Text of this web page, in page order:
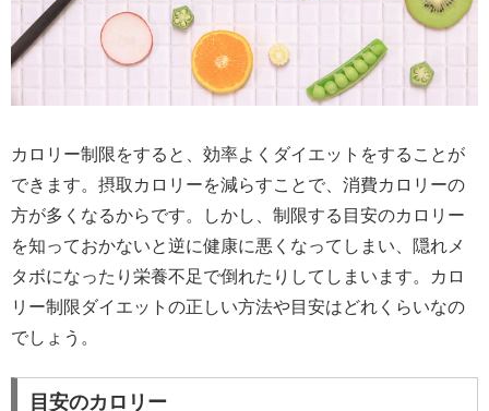
カロリー制限をすると、効率よくダイエットをすることが
できます。摂取カロリーを減らすことで、消費カロリーの
方が多くなるからです。しかし、制限する目安のカロリー
を知っておかないと逆に健康に悪くなってしまい、隠れメ
タボになったり栄養不足で倒れたりしてしまいます。カロ
リー制限ダイエットの正しい方法や目安はどれくらいなの
でしょう。
目安のカロリー